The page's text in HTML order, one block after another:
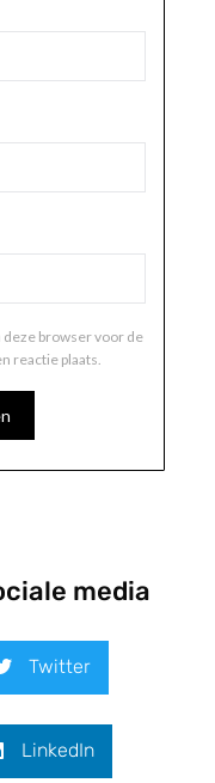
deze browser voor de
reactie plaats.
media
Twitter
LinkedIn